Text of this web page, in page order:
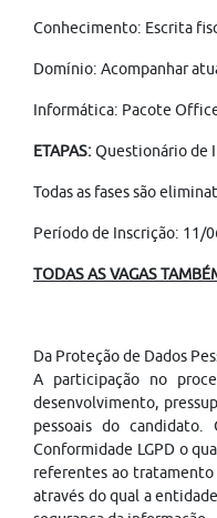
Conhecimento: Escrita
Domínio: Acompanhar
Informática: Pacote
ETAPAS:Questionário de
Todas as fases são
Período de Inscrição: 11/
TODAS AS VAGAS
Da Proteção de Dados
A participação no
desenvolvimento,
pessoais do candidato.
Conformidade LGPD o
referentes ao tratamento
através do qual a